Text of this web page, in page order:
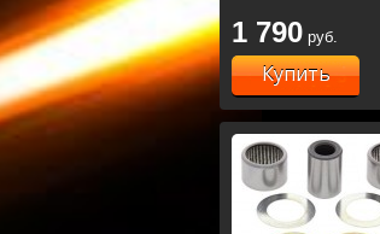
Husqvarna
TC85/125/250
FC250/350/450
1 790 руб.
Купить